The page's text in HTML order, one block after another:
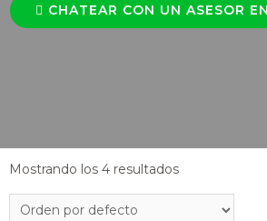
CHATEAR CON UN ASESOR
Mostrando los 4 resultados